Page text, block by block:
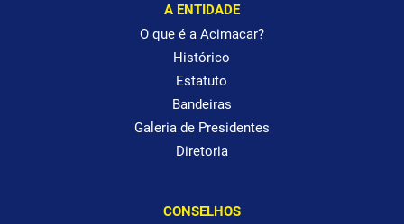
A ENTIDADE
O que é a Acimacar?
Histórico
Estatuto
Bandeiras
Galeria de Presidentes
Diretoria
CONSELHOS